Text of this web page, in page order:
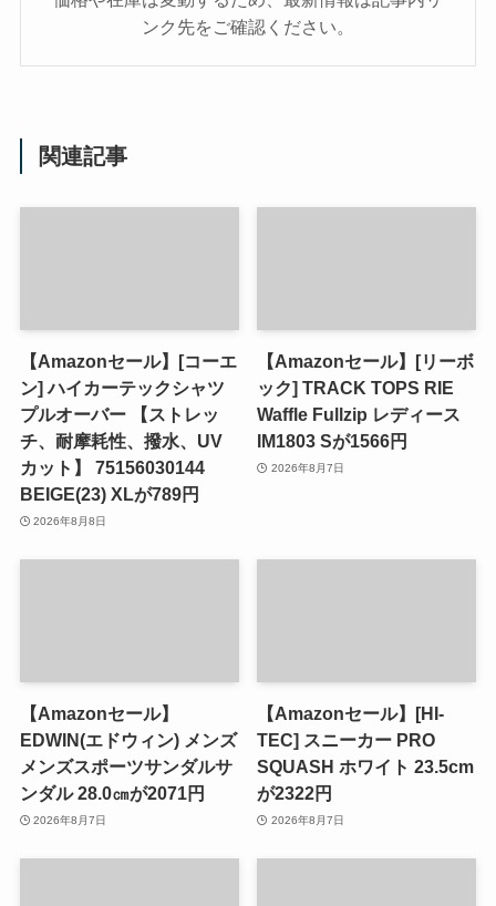
ンク先をご確認ください。
関連記事
【Amazonセール】[コーエ
ン] ハイカーテックシャツ
プルオーバー 【ストレッ
チ、耐摩耗性、撥水、UV
カット】 75156030144
BEIGE(23) XLが789円
2026年8月8日
【Amazonセール】[リーボ
ック] TRACK TOPS RIE
Waffle Fullzip レディース
IM1803 Sが1566円
2026年8月7日
【Amazonセール】
EDWIN(エドウィン) メンズ
メンズスポーツサンダルサ
ンダル 28.0㎝が2071円
2026年8月7日
【Amazonセール】[HI-
TEC] スニーカー PRO
SQUASH ホワイト 23.5cm
が2322円
2026年8月7日